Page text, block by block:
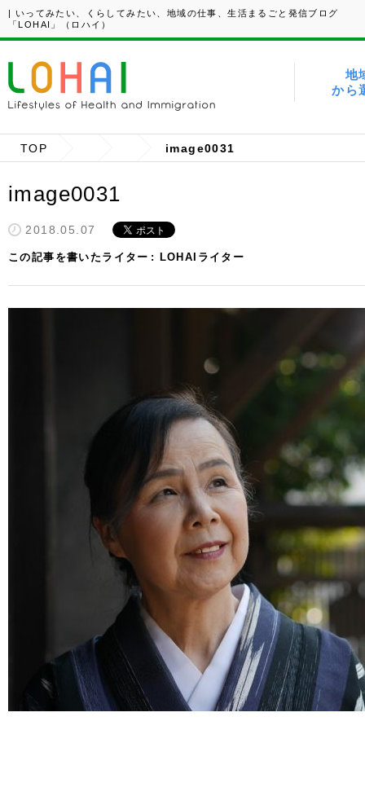
| いってみたい、くらしてみたい、地域の仕事、生活まるごと発信ブログ
「LOHAI」（ロハイ）
地
から
TOP image0031
image0031
2018.05.07
この記事を書いたライター LOHAIライター